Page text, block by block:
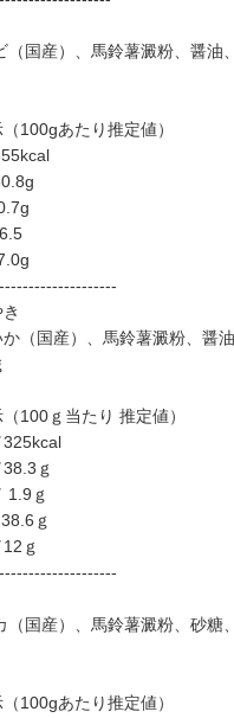
（国産）、馬鈴薯澱粉、醤
100gあたり推定値）
か（国産）、馬鈴薯澱粉、醤
100ｇ当たり 推定値）
ｇ
ｇ
ｇ
ｇ
（国産）、馬鈴薯澱粉、砂
100gあたり推定値）